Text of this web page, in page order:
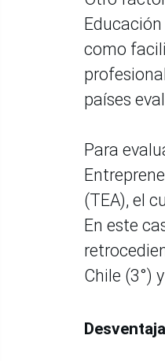
como
países
Para
(TEA), el
En este
Chile (3°)